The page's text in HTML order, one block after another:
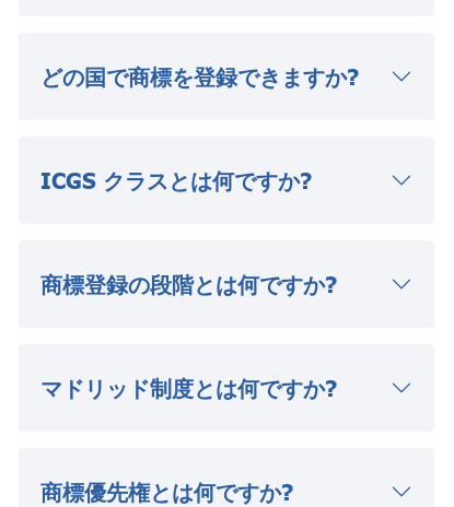
どの国で商標を登録できますか?
ICGS クラスとは何ですか?
商標登録の段階とは何ですか?
マドリッド制度とは何ですか?
商標優先権とは何ですか?